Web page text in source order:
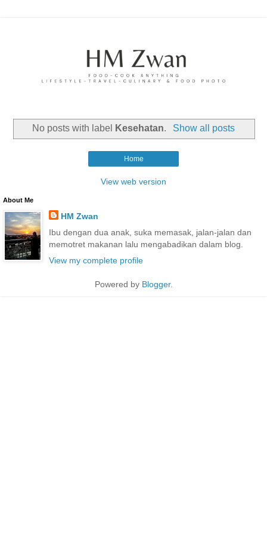
No posts with label Kesehatan. Show all posts
Home
View web version
About Me
HM Zwan
Ibu dengan dua anak, suka memasak, jalan-jalan dan
memotret makanan lalu mengabadikan dalam blog.
View my complete profile
Powered by Blogger.